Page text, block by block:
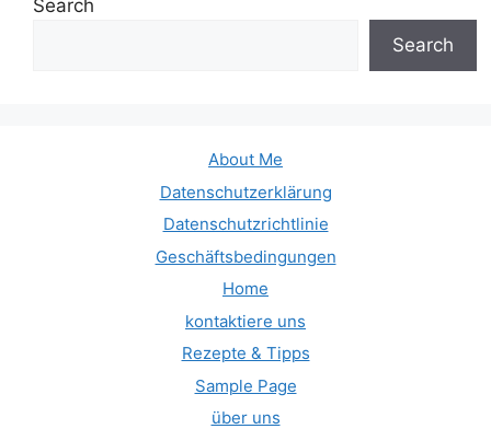
Search
Search
About Me
Datenschutzerklärung
Datenschutzrichtlinie
Geschäftsbedingungen
Home
kontaktiere uns
Rezepte & Tipps
Sample Page
über uns